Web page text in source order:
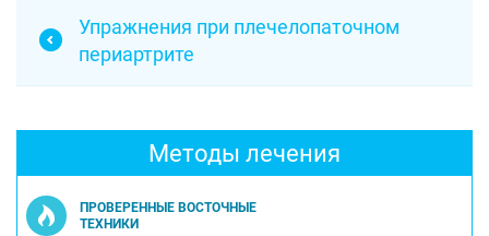
Упражнения при плечелопаточном
периартрите
Методы лечения
ПРОВЕРЕННЫЕ ВОСТОЧНЫЕ
ТЕХНИКИ